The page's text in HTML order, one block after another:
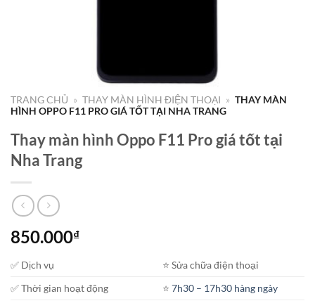
TRANG CHỦ » THAY MÀN HÌNH ĐIỆN THOẠI » THAY MÀN
HÌNH OPPO F11 PRO GIÁ TỐT TẠI NHA TRANG
Thay màn hình Oppo F11 Pro giá tốt tại
Nha Trang
850.000₫
✅ Dịch vụ
⭐️ Sửa chữa điện thoại
✅ Thời gian hoạt động
⭐️7h30 – 17h30 hàng ngày